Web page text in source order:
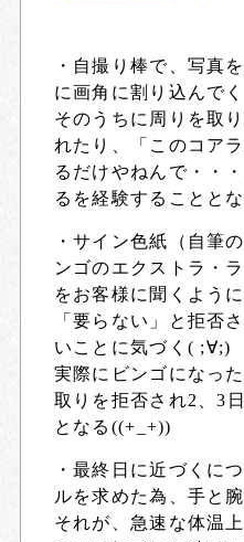
・自撮り棒で、写真
に画角に割り込んで
そのうちに周りを取
れたり、「このコア
るだけやねんで・・
るを経験することと
・サイン色紙（自筆
ンゴのエクストラ・
をお客様に聞くよう
「要らない」と拒否
いことに気づく( ;∀;)
実際にビンゴになっ
取りを拒否され2、3
となる((+_+))
・最終日に近づくに
ルを求めた為、手と
それが、急速な体温